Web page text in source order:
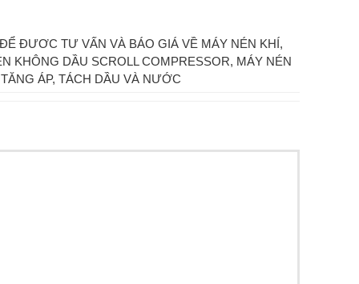
ĐƯƠC TƯ VẤN VÀ BÁO GIÁ VỀ MÁY NÉN KHÍ,
KHÔNG DẦU SCROLL COMPRESSOR, MÁY NÉN
ÁP, TÁCH DẦU VÀ NƯỚC